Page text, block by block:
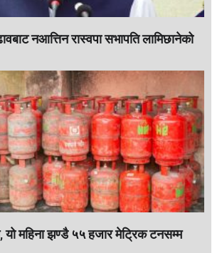
नआत्तिन रास्वपा सभापति लामिछानेको
यो महिना झण्डै ५५ हजार मेट्रिक टनसम्म